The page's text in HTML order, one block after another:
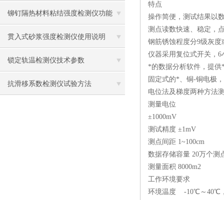
保养
铆钉隔热材料粘结强度检测仪功能
贯入式砂浆强度检测仪使用说明
锁定轨温检测仪技术参数
抗滑移系数检测仪试验方法
特点
操作简便，测试结果以
测点读数快速、稳定，
钢筋锈蚀程度分9级灰
仪器采用复位式开关，
*的数据分析软件，提
固定式的*、铜-铜电极
电位法及梯度两种方法
测量电位
±1000mV
测试精度 ±1mV
测点间距 1~100cm
数据存储容量 20万个测
测量面积 8000m2
工作环境要求
环境温度 -10℃～40℃